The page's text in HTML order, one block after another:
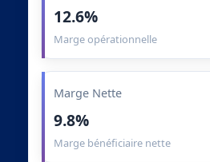
12.6%
Marge opérationnelle
Marge Nette
9.8%
Marge bénéficiaire nette